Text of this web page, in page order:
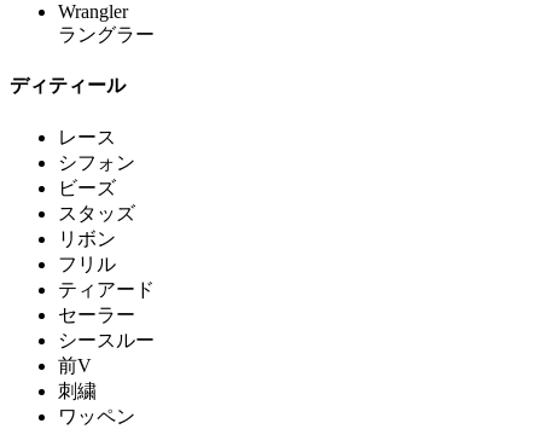
Wrangler
ラングラー
ディティール
レース
シフォン
ビーズ
スタッズ
リボン
フリル
ティアード
セーラー
シースルー
前V
刺繍
ワッペン